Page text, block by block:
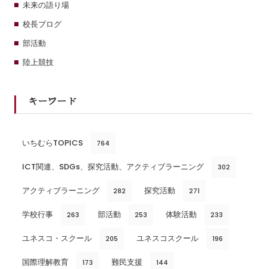
未来の語り場
校長ブログ
部活動
陸上競技
キーワード
いちむらTOPICS 764
ICT関連、SDGs、探究活動、アクティブラーニング 302
アクティブラーニング 282 探究活動 271
学校行事 263 部活動 253 体験活動 233
ユネスコ・スクール 205 ユネスコスクール 196
国際理解教育 173 難民支援 144